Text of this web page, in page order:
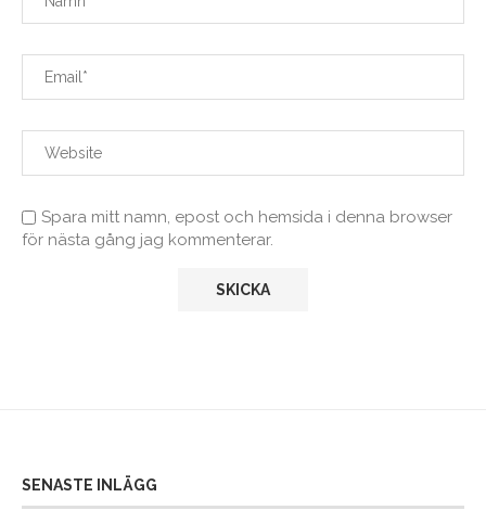
Spara mitt namn, epost och hemsida i denna browser
för nästa gång jag kommenterar.
SENASTE INLÄGG